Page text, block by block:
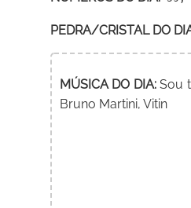
PEDRA/CRISTAL DO
MÚSICA DO DIA:Sou
Bruno Martini, Vitin